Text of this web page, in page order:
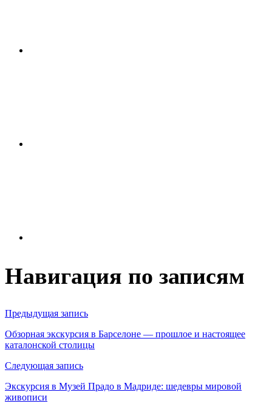
Навигация по записям
Предыдущая запись
Обзорная экскурсия в Барселоне — прошлое и настоящее
каталонской столицы
Следующая запись
Экскурсия в Музей Прадо в Мадриде: шедевры мировой
живописи